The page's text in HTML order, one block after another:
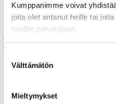
Kumppanimme voivat
joita olet antanut heille tai
heidän palvelujaan.
valinta
Välttämätön
Mieltymykset
Jos irtisanomissuojaa muutetaan,
tasapainoisena kokonaisuutena.
Ruotsin mallin mukaisesti
jatkamisesta myös työntekijää
järjestäytynyt.
Vähimmäisirtisanomisaikaa tulisi
työsuhteen perusteettomasta
kirjalliset ohjeet siitä, miten